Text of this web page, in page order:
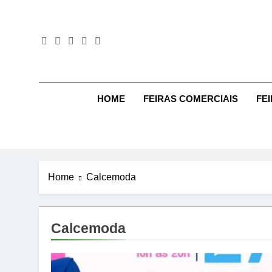
HOME
FEIRAS COMERCIAIS
Home Calcemoda
Calcemoda